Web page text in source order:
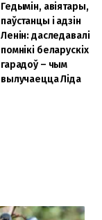
Гедымін, авіятары,
паўстанцы і адзін
Ленін: даследавалі
помнікі беларускіх
гарадоў – чым
вылучаецца Ліда